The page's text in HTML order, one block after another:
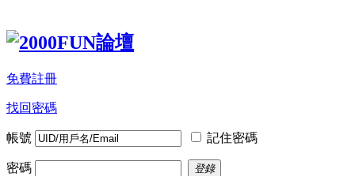
免費註冊
找回密碼
帳號 記住密碼
密碼 登錄